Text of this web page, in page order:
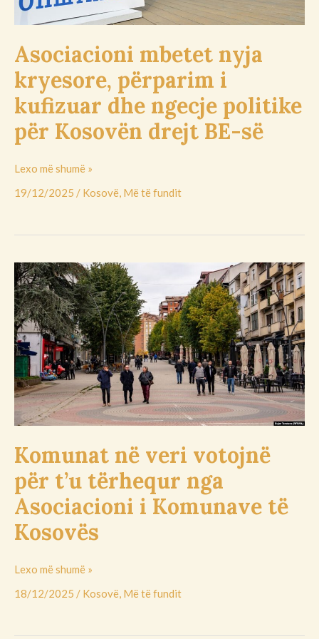
Asociacioni mbetet nyja
kryesore, përparim i
kufizuar dhe ngecje politike
për Kosovën drejt BE-së
politike
për
Kosovën
drejt
BE-
së
Lexo më shumë »
19/12/2025 / Kosovë, Më të fundit
Komunat në veri votojnë
për t’u tërhequr nga
Asociacioni i Komunave të
Kosovës
Komunat
në
veri
votojnë
për
t’u
tërhequr
nga
Asociacioni
i
të
Kosovës
Lexo më shumë »
18/12/2025 / Kosovë, Më të fundit